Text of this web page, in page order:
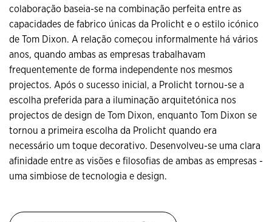
colaboração baseia-se na combinação perfeita entre as
capacidades de fabrico únicas da Prolicht e o estilo icónico
de Tom Dixon. A relação começou informalmente há vários
anos, quando ambas as empresas trabalhavam
frequentemente de forma independente nos mesmos
projectos. Após o sucesso inicial, a Prolicht tornou-se a
escolha preferida para a iluminação arquitetónica nos
projectos de design de Tom Dixon, enquanto Tom Dixon se
tornou a primeira escolha da Prolicht quando era
necessário um toque decorativo. Desenvolveu-se uma clara
afinidade entre as visões e filosofias de ambas as empresas -
uma simbiose de tecnologia e design.